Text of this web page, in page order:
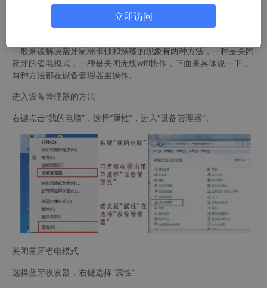
漂移啊？！这大几百块的鼠标不应该啊？而且电脑也不卡啊~试了
关闭省电模式还是不行，最终发现原来是无线网络协作造成的，终
于解决了蓝牙鼠标卡顿、漂移的现象，下面记录解决方法。
一般来说解决蓝牙鼠标卡顿和漂移的现象有两种方法，一种是关闭
蓝牙的省电模式，一种是关闭无线wifi协作，下面来具体说一下，
两种方法都在设备管理器里操作。
进入设备管理器的方法
右键点击“我的电脑”，选择“属性”，进入“设备管理器”。
关闭蓝牙省电模式
选择蓝牙收发器，右键选择“属性”
立即访问